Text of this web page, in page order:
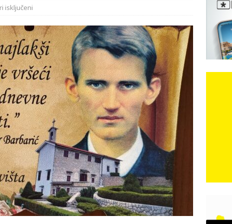
Vozači satima čekaju, dok se drugi ubacuju sa strane
VIJESTI
29. srpnja 2018, preminuo je glazbeni genij Oliver Dragojević
o Oluji: Hrvati imaju što slaviti, dobili su ono što im povijesno
isključeni